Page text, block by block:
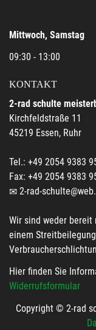
Mittwoch, Samstag
09:30 - 13:00
KONTAKT
2-rad schulte
Kirchfeldstraße 11
45219 Essen, Ruhr
Tel.: +49 2054 9383
Fax: +49 2054 9383
2-rad-
Wir sind weder bereit
einem
Hier finden Sie
Widerrufsformular
Copyright © 2-rad